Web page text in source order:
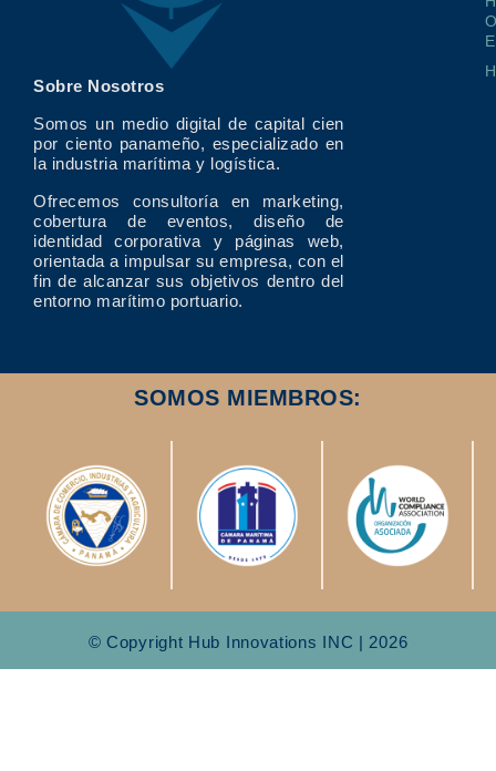
Sobre Nosotros
Somos un medio digital de capital cien
por ciento panameño, especializado en
la industria marítima y logística.
Ofrecemos consultoría en marketing,
cobertura de eventos, diseño de
identidad corporativa y páginas web,
orientada a impulsar su empresa, con el
fin de alcanzar sus objetivos dentro del
entorno marítimo portuario.
SOMOS MIEMBROS:
© Copyright Hub Innovations INC | 2026